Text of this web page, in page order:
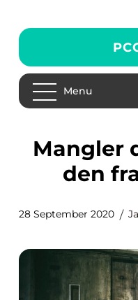
Menu
Mangler du en dør? Få
den
28 September 2020